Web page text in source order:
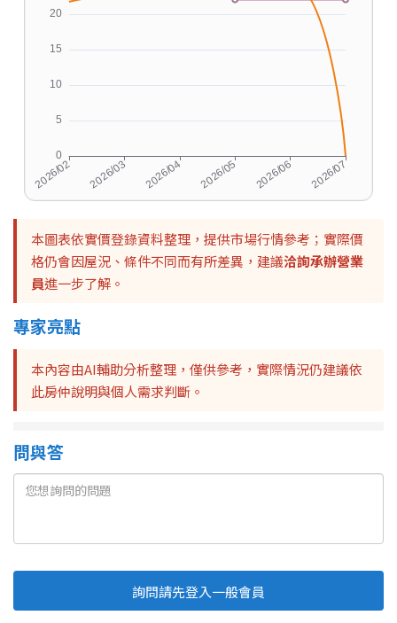
本圖表依實價登錄資料整理，提供市場行情參考；實際價
格仍會因屋況、條件不同而有所差異，建議洽詢承辦營業
員進一步了解。
專家亮點
本內容由AI輔助分析整理，僅供參考，實際情況仍建議依
此房仲說明與個人需求判斷。
問與答
詢問請先登入一般會員